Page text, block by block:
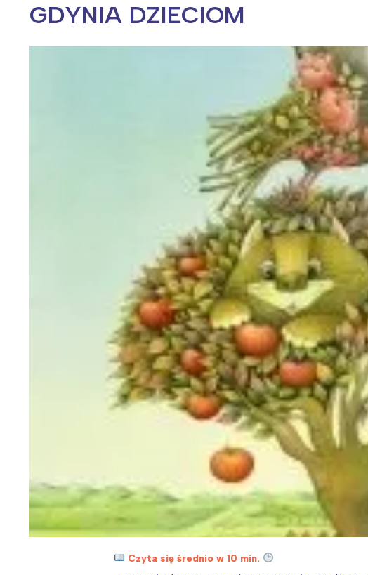
Kwitnąca wiśnia i jej
GDYNIA DZIECIOM
Czyta się średnio w 10 min.